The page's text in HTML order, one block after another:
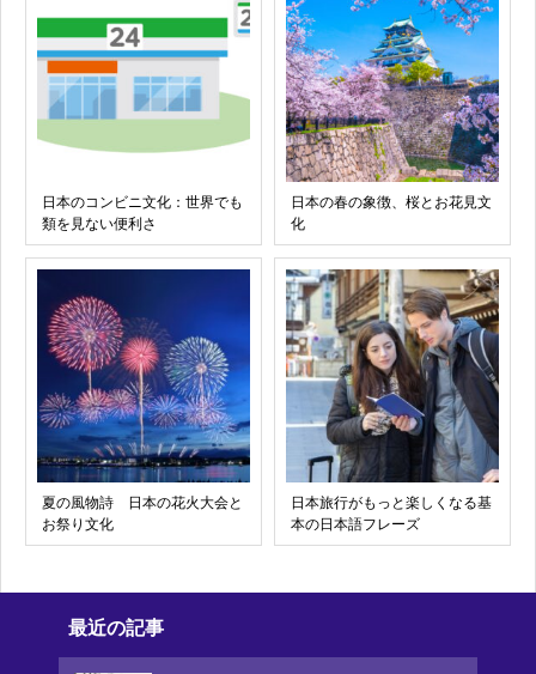
日本のコンビニ文化：世界でも
類を見ない便利さ
日本の春の象徴、桜とお花見文
化
夏の風物詩 日本の花火大会と
お祭り文化
日本旅行がもっと楽しくなる基
本の日本語フレーズ
最近の記事